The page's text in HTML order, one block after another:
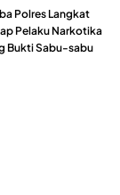
Polres Langkat
Pelaku Narkotika
Bukti Sabu-sabu